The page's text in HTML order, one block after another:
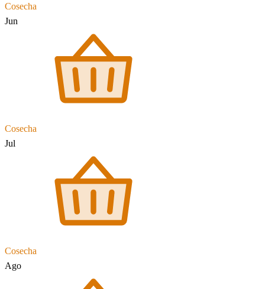
Cosecha
Jun
Cosecha
Jul
Cosecha
Ago